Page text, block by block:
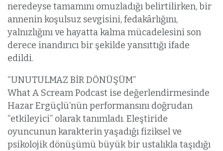
neredeyse tamamını omuzladığı belirtilirken, bir
annenin koşulsuz sevgisini, fedakârlığını,
yalnızlığını ve hayatta kalma mücadelesini son
derece inandırıcı bir şekilde yansıttığı ifade
edildi.
“UNUTULMAZ BİR DÖNÜŞÜM”
What A Scream Podcast ise değerlendirmesinde
Hazar Ergüçlü’nün performansını doğrudan
“etkileyici” olarak tanımladı. Eleştiride
oyuncunun karakterin yaşadığı fiziksel ve
psikolojik dönüşümü büyük bir ustalıkla taşıdığı